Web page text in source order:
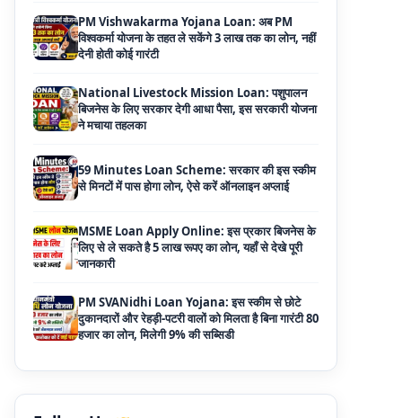
National Livestock Mission Loan: पशुपालन
बिजनेस के लिए सरकार देगी आधा पैसा, इस सरकारी योजना
ने मचाया तहलका
59 Minutes Loan Scheme: सरकार की इस स्कीम
से मिनटों में पास होगा लोन, ऐसे करें ऑनलाइन अप्लाई
MSME Loan Apply Online: इस प्रकार बिजनेस के
लिए से ले सकते है 5 लाख रूपए का लोन, यहाँ से देखे पूरी
PM SVANidhi Loan Yojana: इस स्कीम से छोटे
दुकानदारों और रेहड़ी-पटरी वालों को मिलता है बिना गारंटी 80
हजार का लोन, मिलेगी 9% की सब्सिडी
Haryana Self Help Group Loan 2026: स्वयं
सहायता समूह महिलाओं को मिल रहा है ₹10 लाख तक का
लोन, ऐसे करें आवेदन
पालन योजना के तहत ले सकते है 5 लाख तक का लोन,
मिलती है 35% तक सब्सिडी